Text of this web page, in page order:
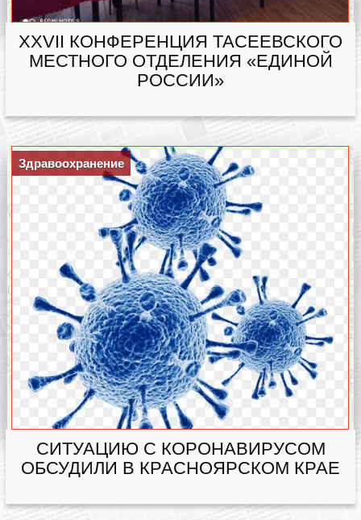
XXVII КОНФЕРЕНЦИЯ ТАСЕЕВСКОГО
МЕСТНОГО ОТДЕЛЕНИЯ «ЕДИНОЙ
РОССИИ»
Здравоохранение
СИТУАЦИЮ С КОРОНАВИРУСОМ
ОБСУДИЛИ В КРАСНОЯРСКОМ КРАЕ